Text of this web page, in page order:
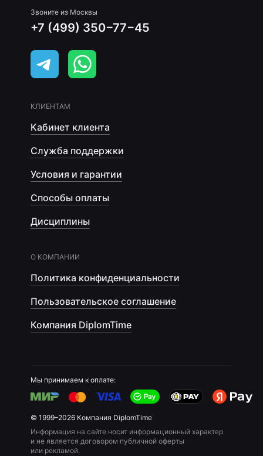
Звоните из Москвы
+7 (499) 350−77−45
КЛИЕНТАМ
Кабинет клиента
Служба поддержки
Условия и гарантии
Способы оплаты
Дисциплины
О КОМПАНИИ
Политика конфиденциальности
Пользовательское соглашение
Компания DiplomTime
Мы принимаем к оплате:
© 1999–2026 Компания DiplomTime
Информация на сайте носит информационный характер
и не является договором публичной оферты
или рекламой.